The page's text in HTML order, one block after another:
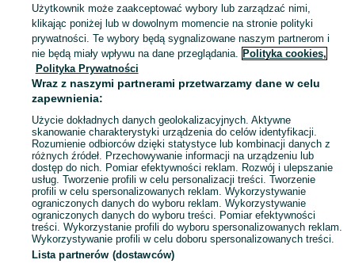
Zobacz
Mapa kategorii
Mapa miejscowości
Mapa ministron
Popularne wyszukiwania
Użytkownik może zaakceptować wybory lub zarządzać nimi,
klikając poniżej lub w dowolnym momencie na stronie polityki
prywatności. Te wybory będą sygnalizowane naszym partnerom i
nie będą miały wpływu na dane przeglądania. Polityka cookies,
Polityka Prywatności
Wraz z naszymi partnerami przetwarzamy dane w celu
zapewnienia:
Użycie dokładnych danych geolokalizacyjnych. Aktywne
skanowanie charakterystyki urządzenia do celów identyfikacji.
Rozumienie odbiorców dzięki statystyce lub kombinacji danych z
różnych źródeł. Przechowywanie informacji na urządzeniu lub
dostęp do nich. Pomiar efektywności reklam. Rozwój i ulepszanie
usług. Tworzenie profili w celu personalizacji treści. Tworzenie
profili w celu spersonalizowanych reklam. Wykorzystywanie
ograniczonych danych do wyboru reklam. Wykorzystywanie
ograniczonych danych do wyboru treści. Pomiar efektywności
treści. Wykorzystanie profili do wyboru spersonalizowanych reklam.
Wykorzystywanie profili w celu doboru spersonalizowanych treści.
Lista partnerów (dostawców)